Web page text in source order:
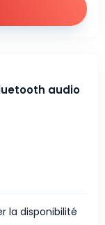
audio
la disponibilité